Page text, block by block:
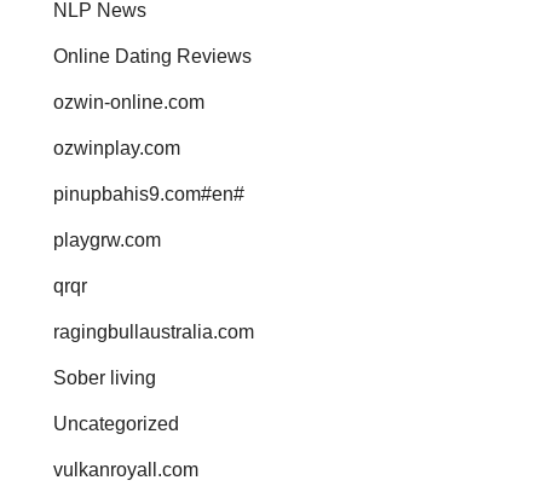
NLP News
Online Dating Reviews
ozwin-online.com
ozwinplay.com
pinupbahis9.com#en#
playgrw.com
qrqr
ragingbullaustralia.com
Sober living
Uncategorized
vulkanroyall.com